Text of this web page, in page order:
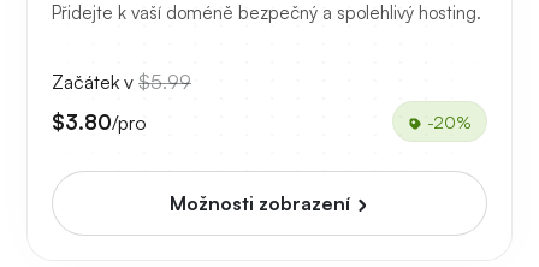
Přidejte k vaší doméně bezpečný a spolehlivý hosting.
Začátek v $5.99
$3.80/pro -20%
Možnosti zobrazení